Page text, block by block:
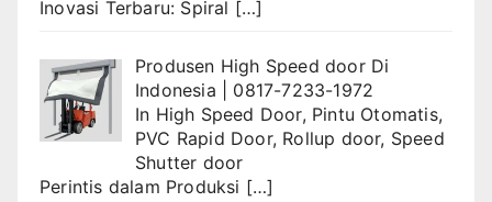
Inovasi Terbaru: Spiral […]
Produsen High Speed door Di
Indonesia | 0817-7233-1972
In High Speed Door, Pintu Otomatis,
PVC Rapid Door, Rollup door, Speed
Shutter door
Perintis dalam Produksi […]